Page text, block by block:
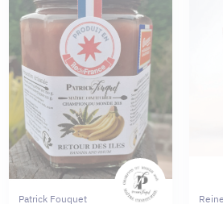
Patrick Fouquet